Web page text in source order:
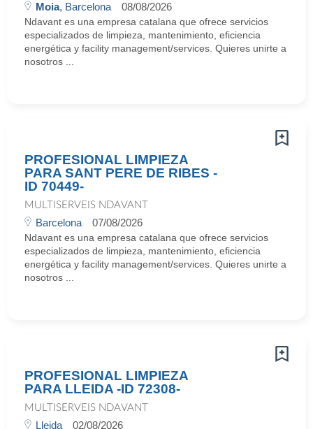
Moia, Barcelona 08/08/2026
Ndavant es una empresa catalana que ofrece servicios
especializados de limpieza, mantenimiento, eficiencia
energética y facility management/services. Quieres unirte a
nosotros ...
PROFESIONAL LIMPIEZA
PARA SANT PERE DE RIBES -
ID 70449-
MULTISERVEIS NDAVANT
Barcelona 07/08/2026
Ndavant es una empresa catalana que ofrece servicios
especializados de limpieza, mantenimiento, eficiencia
energética y facility management/services. Quieres unirte a
nosotros ...
PROFESIONAL LIMPIEZA
PARA LLEIDA -ID 72308-
MULTISERVEIS NDAVANT
Lleida 02/08/2026